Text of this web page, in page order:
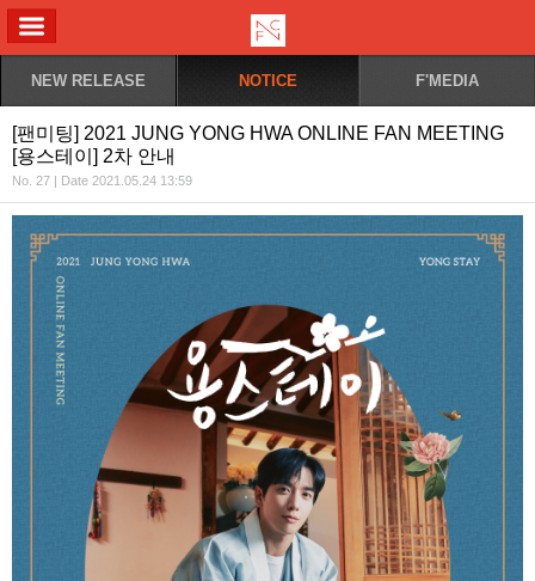
NEW RELEASE NOTICE F'MEDIA
[팬미팅] 2021 JUNG YONG HWA ONLINE FAN MEETING
[용스테이] 2차 안내
No. 27 | Date 2021.05.24 13:59